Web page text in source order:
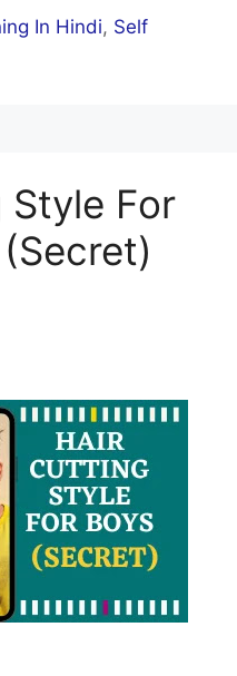
In Hindi, Self
Style For